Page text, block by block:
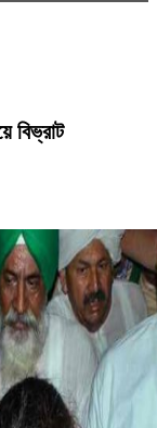
বিভ্রাট